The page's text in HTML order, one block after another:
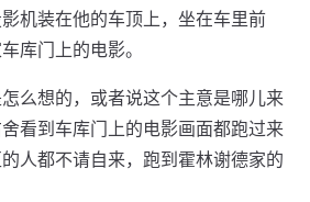
机装在他的车顶上，坐在车里前
库门上的电影。
么想的，或者说这个主意是哪儿来
看到车库门上的电影画面都跑过来
人都不请自来，跑到霍林谢德家的